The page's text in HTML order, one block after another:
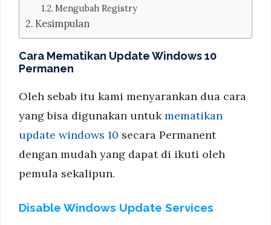
Mengubah Registry
Kesimpulan
Cara Mematikan Update Windows 10
Permanen
Oleh sebab itu kami menyarankan dua cara
yang bisa digunakan untukmematikan
update windows 10 secara Permanent
dengan mudah yang dapat di ikuti oleh
pemula sekalipun.
Disable Windows Update Services